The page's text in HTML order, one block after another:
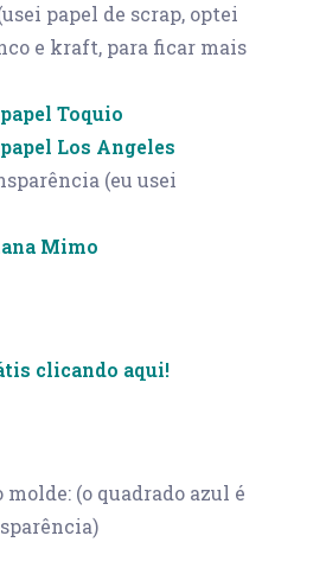
papel de scrap, optei
e kraft, para ficar mais
Toquio
Los Angeles
(eu usei
Mimo
clicando aqui!
(o quadrado azul é